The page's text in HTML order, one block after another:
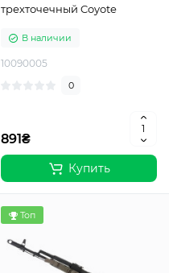
трехточечный Coyote
В наличии
10090005
0
891₴
Купить
Топ